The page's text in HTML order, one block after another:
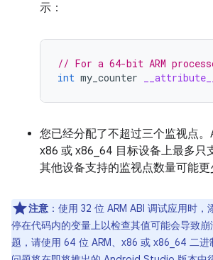
示：
// For a 64-bit ARM
int my_counter __attribute__
您已经分配了不超过三个监视点
x86 或 x86_64 目标设备上最多只
其他设备支持的监视点数量可能更
注意 ：使用 32 位 ARM ABI 调试应用时
停在代码内的变量上以检查其值可能会导致
题，请使用 64 位 ARM、x86 或 x86_64 二